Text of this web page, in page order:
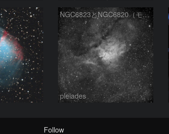
NGC6823とNGC6820（モノクロ）
pleiades
Follow